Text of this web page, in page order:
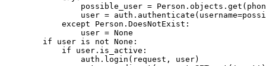
possible_user =
user =
            except Person.DoesNotExist:
                user = None
        if user is not None:
            if user.is_active:
                auth.login(request, user)